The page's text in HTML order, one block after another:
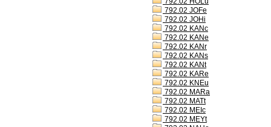
792.02 JOFe
792.02 JOHi
792.02 KANc
792.02 KANe
792.02 KANr
792.02 KANs
792.02 KANt
792.02 KARe
792.02 KNEu
792.02 MARa
792.02 MATt
792.02 MEIc
792.02 MEYt